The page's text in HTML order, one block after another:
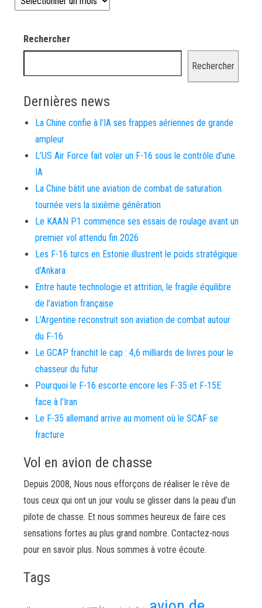
Rechercher
Rechercher
Dernières news
La Chine confie à l’IA ses frappes aériennes de grande
ampleur
L’US Air Force fait voler un F-16 sous le contrôle d’une
IA
La Chine bâtit une aviation de combat de saturation
tournée vers la sixième génération
Le KAAN P1 commence ses essais de roulage avant un
premier vol attendu fin 2026
Les F-16 turcs en Estonie illustrent le poids stratégique
d’Ankara
Entre haute technologie et attrition, le fragile équilibre
de l’aviation française
L’Argentine reconstruit son aviation de combat autour
du F-16
Le GCAP franchit le cap : 4,6 milliards de livres pour le
chasseur du futur
Pourquoi le F-16 escorte encore les F-35 et F-15E
face à l’Iran
Le F-35 allemand arrive au moment où le SCAF se
fracture
Vol en avion de chasse
Depuis 2008, Nous nous efforçons de réaliser le rêve de
tous ceux qui ont un jour voulu se glisser dans la peau d’un
pilote de chasse. Et nous sommes heureux de faire ces
sensations fortes au plus grand nombre. Contactez-nous
pour en savoir plus. Nous sommes à votre écoute.
Tags